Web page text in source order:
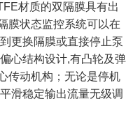
材质的双隔膜具有出
膜状态监控系统可以在
更换隔膜或直接停止泵
心结构设计,有凸轮及弹
传动机构；无论是停机
滑稳定输出流量无级调